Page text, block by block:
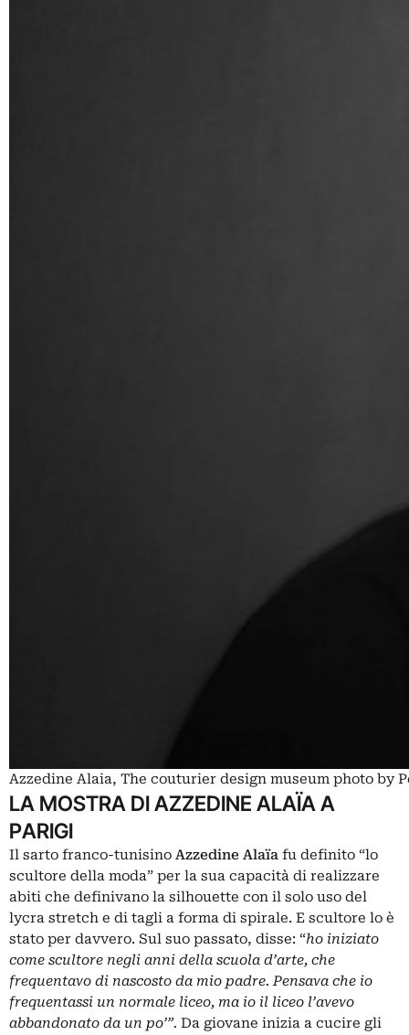
Azzedine Alaia, The couturier design museum photo by
LA MOSTRA DI AZZEDINE ALAÏA A
PARIGI
Il sarto franco-tunisino Azzedine Alaïa fu definito “lo
scultore della moda” per la sua capacità di realizzare
abiti che definivano la silhouette con il solo uso del
lycra stretch e di tagli a forma di spirale. E scultore lo è
stato per davvero. Sul suo passato, disse: “ho iniziato
come scultore negli anni della scuola d’arte, che
frequentavo di nascosto da mio padre. Pensava che io
frequentassi un normale liceo, ma io il liceo l’avevo
abbandonato da un po’”. Da giovane inizia a cucire gli